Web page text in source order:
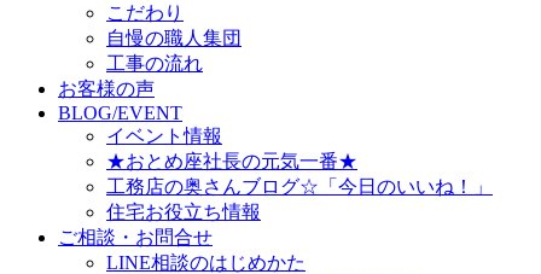
こだわり
自慢の職人集団
工事の流れ
お客様の声
BLOG/EVENT
イベント情報
★おとめ座社長の元気一番★
工務店の奥さんブログ☆「今日のいいね！」
住宅お役立ち情報
ご相談・お問合せ
LINE相談のはじめかた